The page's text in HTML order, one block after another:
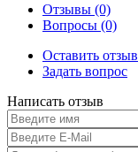
Отзывы (0)
Вопросы (0)
Оставить отзыв
Задать вопрос
Написать отзыв